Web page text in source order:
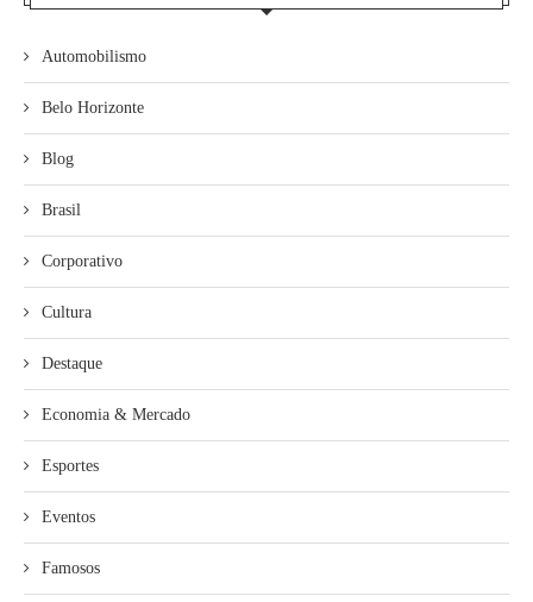
Automobilismo
Belo Horizonte
Blog
Brasil
Corporativo
Cultura
Destaque
Economia & Mercado
Esportes
Eventos
Famosos